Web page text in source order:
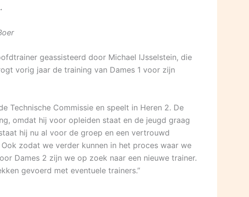
geassisteerd door Michael IJsselstein, die
vorig jaar de training van Dames 1 voor zijn
Technische Commissie en speelt in Heren 2. De
omdat hij voor opleiden staat en de jeugd graag
hij nu al voor de groep en een vertrouwd
zodat we verder kunnen in het proces waar we
Dames 2 zijn we op zoek naar een nieuwe trainer.
gevoerd met eventuele trainers.”